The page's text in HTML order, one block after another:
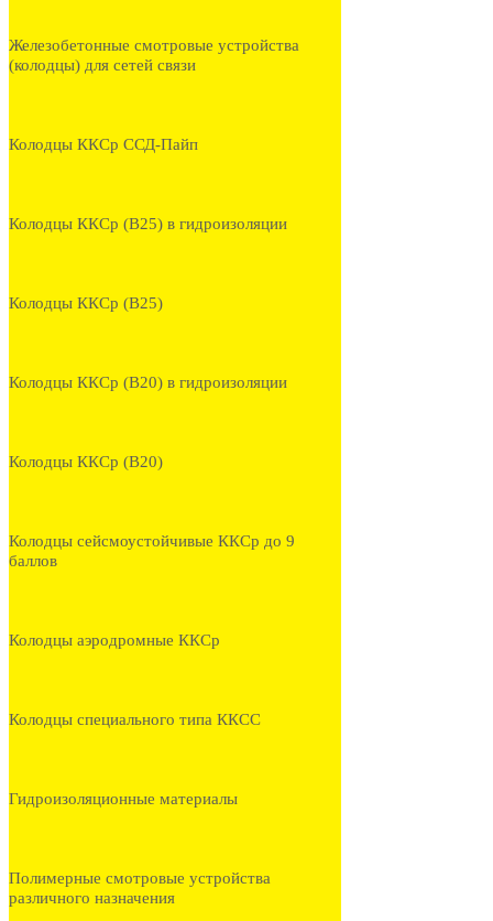
Железобетонные смотровые устройства
(колодцы) для сетей связи
Колодцы ККСр ССД-Пайп
Колодцы ККСр (В25) в гидроизоляции
Колодцы ККСр (В25)
Колодцы ККСр (В20) в гидроизоляции
Колодцы ККСр (В20)
Колодцы сейсмоустойчивые ККСр до 9
баллов
Колодцы аэродромные ККСр
Колодцы специального типа ККСС
Гидроизоляционные материалы
Полимерные смотровые устройства
различного назначения